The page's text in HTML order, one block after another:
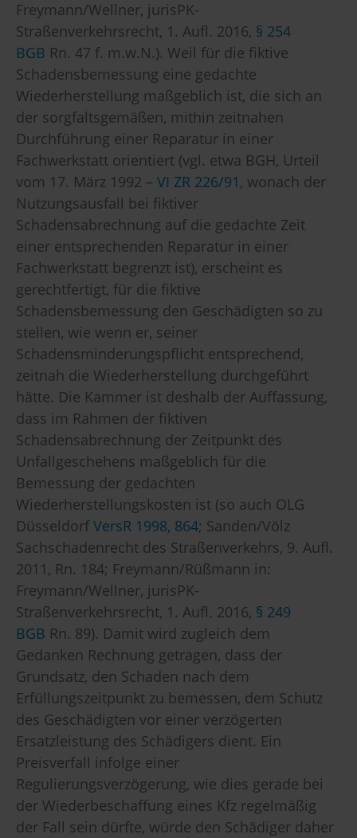
Freymann/Wellner, jurisPK-
Straßenverkehrsrecht, 1. Aufl. 2016, § 254
BGB Rn. 47 f. m.w.N.). Weil für die fiktive
Schadensbemessung eine gedachte
Wiederherstellung maßgeblich ist, die sich an
der sorgfaltsgemäßen, mithin zeitnahen
Durchführung einer Reparatur in einer
Fachwerkstatt orientiert (vgl. etwa BGH, Urteil
vom 17. März 1992 – VI ZR 226/91 , wonach der
Nutzungsausfall bei fiktiver
Schadensabrechnung auf die gedachte Zeit
einer entsprechenden Reparatur in einer
Fachwerkstatt begrenzt ist), erscheint es
gerechtfertigt, für die fiktive
Schadensbemessung den Geschädigten so zu
stellen, wie wenn er, seiner
Schadensminderungspflicht entsprechend,
zeitnah die Wiederherstellung durchgeführt
hätte. Die Kammer ist deshalb der Auffassung,
dass im Rahmen der fiktiven
Schadensabrechnung der Zeitpunkt des
Unfallgeschehens maßgeblich für die
Bemessung der gedachten
Wiederherstellungskosten ist (so auch OLG
Düsseldorf VersR 1998, 864; Sanden/Völz
Sachschadenrecht des Straßenverkehrs, 9. Aufl.
2011, Rn. 184; Freymann/Rüßmann in:
Freymann/Wellner, jurisPK-
Straßenverkehrsrecht, 1. Aufl. 2016, § 249
BGB Rn. 89). Damit wird zugleich dem
Gedanken Rechnung getragen, dass der
Grundsatz, den Schaden nach dem
Erfüllungszeitpunkt zu bemessen, dem Schutz
des Geschädigten vor einer verzögerten
Ersatzleistung des Schädigers dient. Ein
Preisverfall infolge einer
Regulierungsverzögerung, wie dies gerade bei
der Wiederbeschaffung eines Kfz regelmäßig
der Fall sein dürfte, würde den Schädiger daher